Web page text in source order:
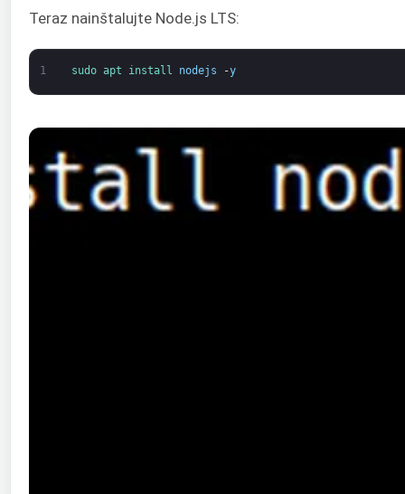
Teraz nainštalujte Node.js LTS:
1 sudo apt install nodejs -y